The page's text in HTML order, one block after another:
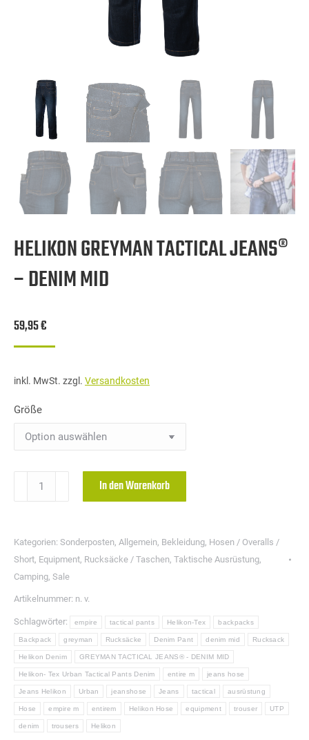
HELIKON GREYMAN TACTICAL JEANS®
– DENIM MID
59,95€
inkl. MwSt. zzgl. Versandkosten
Größe
HELIKON
GREYMAN
JEANS®
-
DENIM
MID
Menge
In den Warenkorb
Kategorien: Sonderposten, Allgemein, Bekleidung, Hosen / Overalls /
Short, Equipment, Rucksäcke / Taschen, Taktische Ausrüstung,
Camping, Sale
Artikelnummer: n. v.
Schlagwörter: empire tactical pants Helikon-Tex backpacks
Backpack greyman Rucksäcke Denim Pant denim mid Rucksack
Helikon Denim GREYMAN TACTICAL JEANS® - DENIM MID
Helikon- Tex Urban Tactical Pants Denim entire m jeans hose
Jeans Helikon Urban jeanshose Jeans tactical ausrüstung
Hose empire m entirem Helikon Hose equipment trouser UTP
denim trousers Helikon